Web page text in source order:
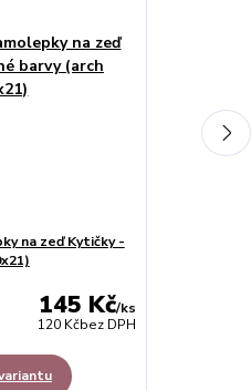
na zeď Kytičky -
145 Kč/ks
120 Kčbez DPH